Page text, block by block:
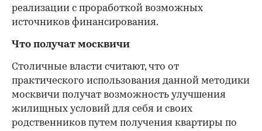
реализации с проработкой возможных
источников финансирования.
Что получат москвичи
Столичные власти считают, что от
практического использования данной методики
москвичи получат возможность улучшения
жилищных условий для себя и своих
родственников путем получения квартиры по